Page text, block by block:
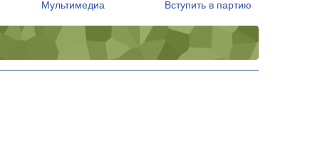
Мультимедиа Вступить в партию